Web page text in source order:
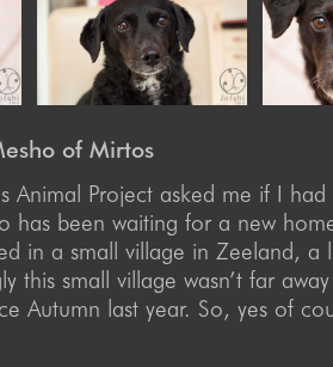
of Mirtos
Animal Project asked me if I
has been waiting for a new
in a small village in Zeeland, a
this small village wasn’t far
Autumn last year. So, yes of